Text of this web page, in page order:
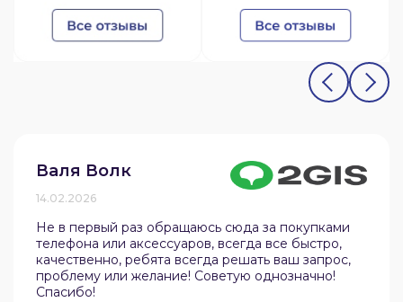
Валя Волк
14.02.2026
Не в первый раз обращаюсь сюда за покупками
телефона или аксессуаров, всегда все быстро,
качественно, ребята всегда решать ваш запрос,
проблему или желание! Советую однозначно!
Спасибо!